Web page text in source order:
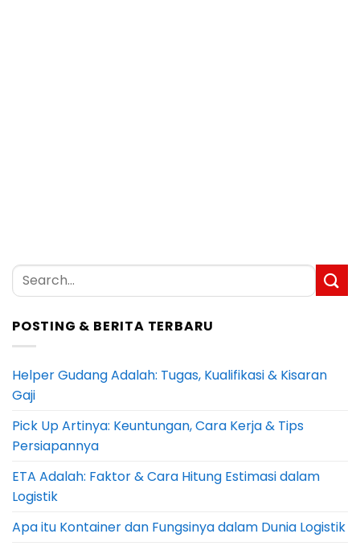
POSTING & BERITA TERBARU
Helper Gudang Adalah: Tugas, Kualifikasi & Kisaran
Gaji
Pick Up Artinya: Keuntungan, Cara Kerja & Tips
Persiapannya
ETA Adalah: Faktor & Cara Hitung Estimasi dalam
Logistik
Apa itu Kontainer dan Fungsinya dalam Dunia Logistik